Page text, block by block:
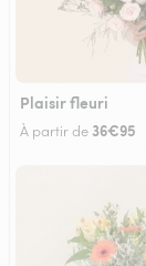
Plaisir fleuri
À partir de 36€95